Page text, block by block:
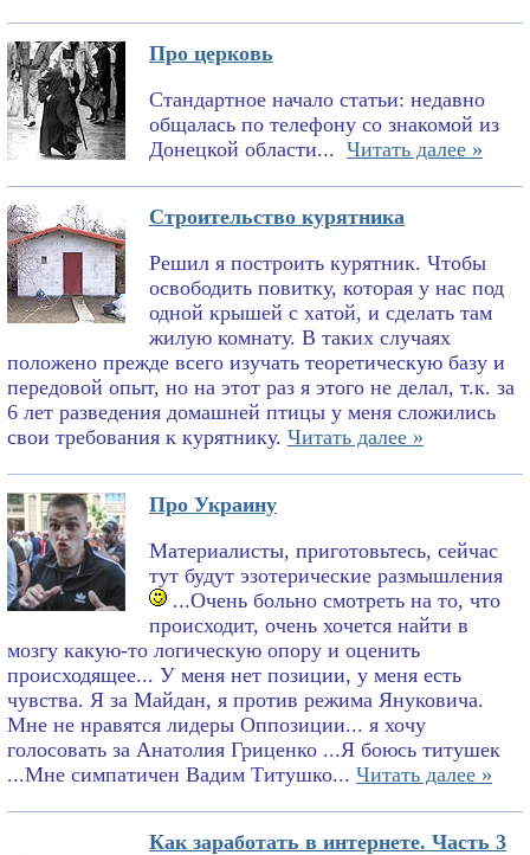
Про церковь
Стандартное начало статьи: недавно
общалась по телефону со знакомой из
Донецкой области... Читать далее »
Строительство курятника
Решил я построить курятник. Чтобы
освободить повитку, которая у нас под
одной крышей с хатой, и сделать там
жилую комнату. В таких случаях
положено прежде всего изучать теоретическую базу и
передовой опыт, но на этот раз я этого не делал, т.к. за
6 лет разведения домашней птицы у меня сложились
свои требования к курятнику. Читать далее »
Про Украину
Материалисты, приготовьтесь, сейчас
тут будут эзотерические размышления
...Очень больно смотреть на то, что
происходит, очень хочется найти в
мозгу какую-то логическую опору и оценить
происходящее... У меня нет позиции, у меня есть
чувства. Я за Майдан, я против режима Януковича.
Мне не нравятся лидеры Оппозиции... я хочу
голосовать за Анатолия Гриценко ...Я боюсь титушек
...Мне симпатичен Вадим Титушко... Читать далее »
Как заработать в интернете. Часть 3